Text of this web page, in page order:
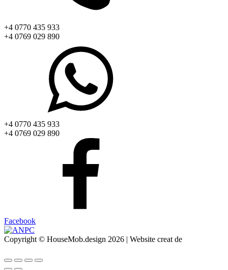
+4 0770 435 933
+4 0769 029 890
+4 0770 435 933
+4 0769 029 890
Facebook
Copyright © HouseMob.design 2026 | Website creat de